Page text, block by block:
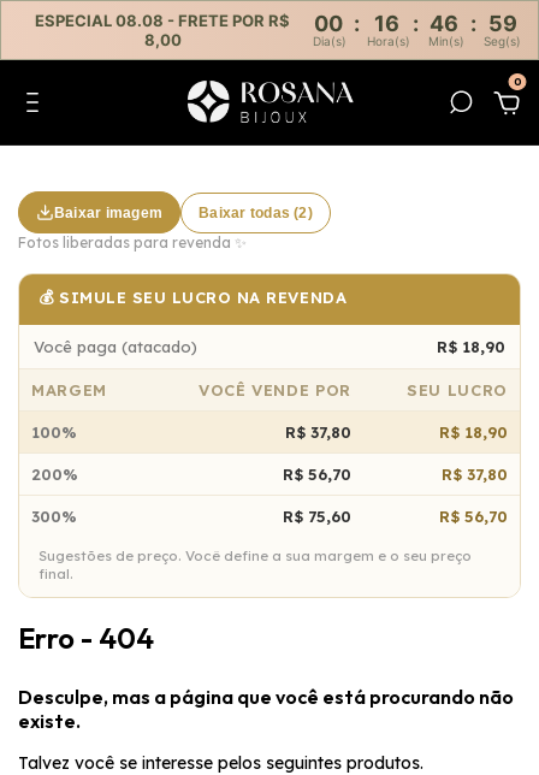
ESPECIAL 08.08 - FRETE POR R$
8,00
00 : 16 : 46 : 59
Dia(s) Hora(s) Min(s) Seg(s)
0
Baixar imagem Baixar todas (2)
Fotos liberadas para revenda ✨
💰 SIMULE SEU LUCRO NA REVENDA
Você paga (atacado) R$ 18,90
MARGEM VOCÊ VENDE POR SEU LUCRO
100% R$ 37,80 R$ 18,90
200% R$ 56,70 R$ 37,80
300% R$ 75,60 R$ 56,70
Sugestões de preço. Você define a sua margem e o seu preço
final.
Erro - 404
Desculpe, mas a página que você está procurando não
existe.
Talvez você se interesse pelos seguintes produtos.